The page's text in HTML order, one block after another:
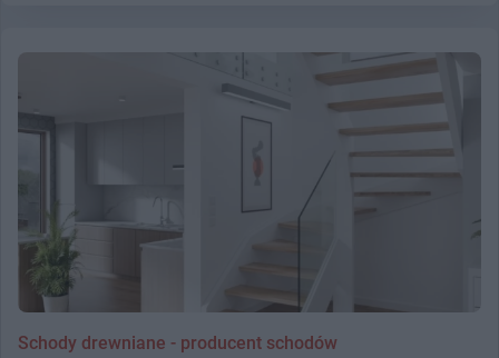
Schody drewniane - producent schodów